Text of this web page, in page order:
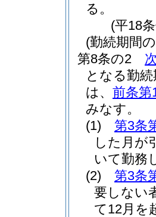
る。
(平18
(勤続期間
第8条の2
となる勤
は、 前条第
みなす。
(1)
第3条
した月が
いて勤務
(2)
第3条
要しない
て12月を